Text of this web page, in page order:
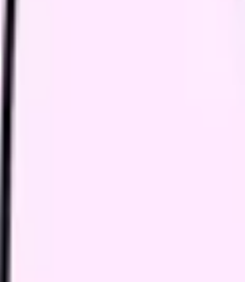
きです。限界の時ほど早く終わらせたく
で確認できる言葉に直すことが、このテ